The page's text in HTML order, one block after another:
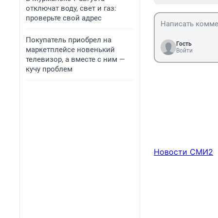
отключат воду, свет и газ:
проверьте свой адрес
Покупатель приобрел на
маркетплейсе новенький
телевизор, а вместе с ним —
кучу проблем
Гость
Войти
Новости СМИ2